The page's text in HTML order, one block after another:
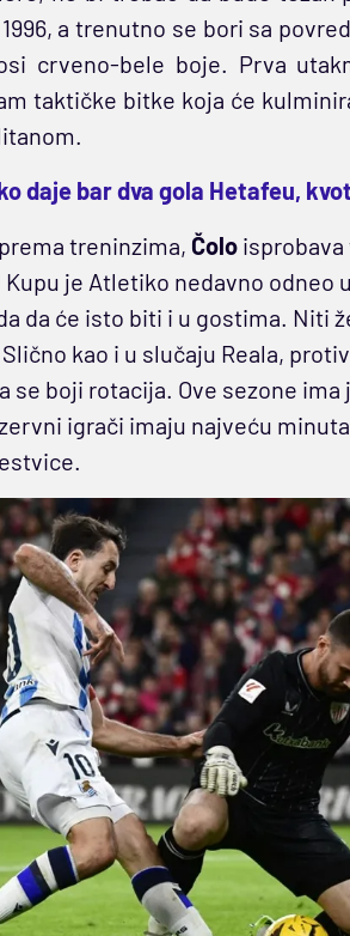
a trenutno se bori sa
crveno-bele boje. Prva
taktičke bitke koja će
daje bar dva gola Hetafeu,
treninzima, Čoloisprobava
je Atletiko nedavno odneo
da će isto biti i u gostima. Niti
kao i u slučaju Reala,
boji rotacija. Ove sezone ima
igrači imaju najveću